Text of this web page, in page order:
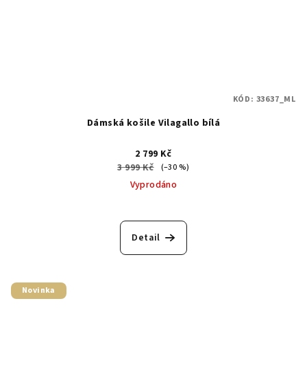
Dámská košile Vilagallo bílá
2 799 Kč
3 999 Kč
(–30 %)
Vyprodáno
Detail
KÓD: 33637_ML
Novinka